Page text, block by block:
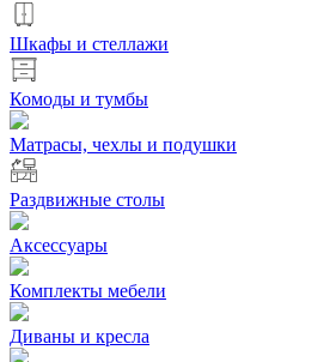
Шкафы и стеллажи
Комоды и тумбы
Матрасы, чехлы и подушки
Раздвижные столы
Аксессуары
Комплекты мебели
Диваны и кресла